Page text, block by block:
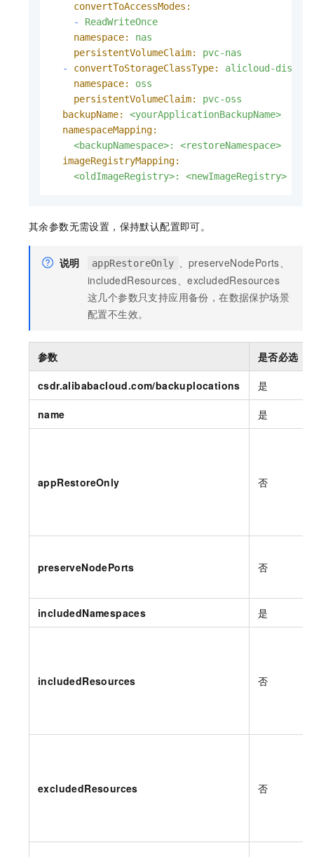
convertToAccessModes:
-
ReadWriteOnce
namespace:
nas
persistentVolumeClaim:
pvc-nas
-
convertToStorageClassType:
alicloud-disk-
namespace:
oss
persistentVolumeClaim:
pvc-oss
backupName:
<yourApplicationBackupName>
namespaceMapping:
<backupNamespace>:
<restoreNamespace>
imageRegistryMapping:
<oldImageRegistry>:
<newImageRegistry>
其余参数无需设置，保持默认配置即可。
说明 appRestoreOnly 、preserveNodePorts、
includedResources、excludedResources
这几个参数只支持应用备份，在数据保护场景
配置不生效。
参数 是否必选
csdr.alibabacloud.com/backuplocations 是
name 是
appRestoreOnly 否
preserveNodePorts 否
includedNamespaces 是
includedResources 否
excludedResources 否